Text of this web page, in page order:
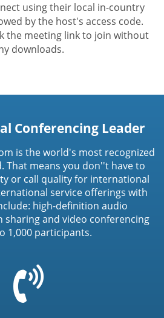
using their local in-country
by the host's access code.
the meeting link to join without
downloads.
Conferencing Leader
is the world's most recognized
That means you don''t have to
or call quality for international
service offerings with
high-definition audio
sharing and video conferencing
1,000 participants.
t('common.phone_icon')